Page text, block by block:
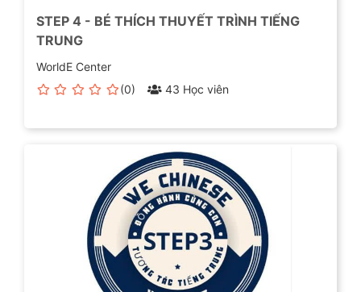
STEP 4 - BÉ THÍCH THUYẾT TRÌNH TIẾNG
TRUNG
WorldE Center
(0)
43 Học viên